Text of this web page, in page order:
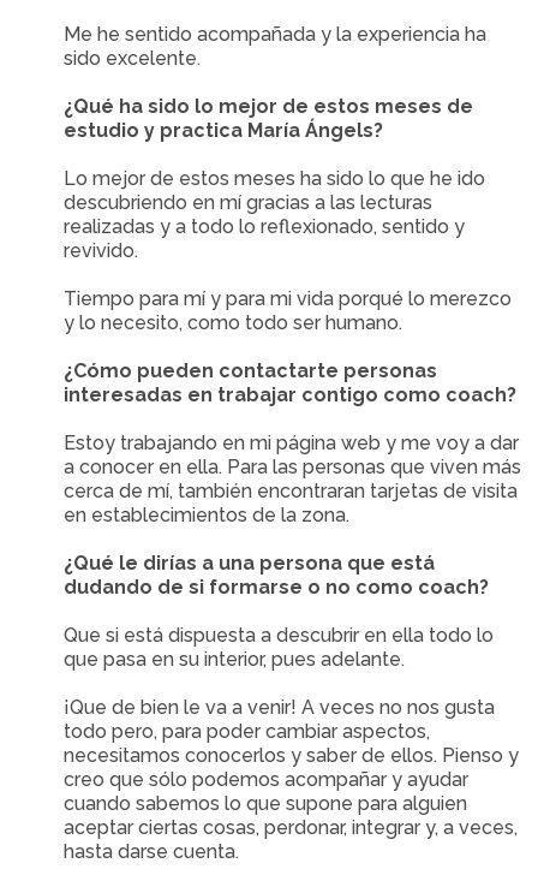
Me he sentido acompañada y la experiencia ha
sido excelente.
¿Qué ha sido lo mejor de estos meses de
estudio y practica María Ángels?
Lo mejor de estos meses ha sido lo que he ido
descubriendo en mí gracias a las lecturas
realizadas y a todo lo reflexionado, sentido y
revivido.
Tiempo para mí y para mi vida porqué lo merezco
y lo necesito, como todo ser humano.
¿Cómo pueden contactarte personas
interesadas en trabajar contigo como coach?
Estoy trabajando en mi página web y me voy a dar
a conocer en ella. Para las personas que viven más
cerca de mí, también encontraran tarjetas de visita
en establecimientos de la zona.
¿Qué le dirías a una persona que está
dudando de si formarse o no como coach?
Que si está dispuesta a descubrir en ella todo lo
que pasa en su interior, pues adelante.
¡Que de bien le va a venir! A veces no nos gusta
todo pero, para poder cambiar aspectos,
necesitamos conocerlos y saber de ellos. Pienso y
creo que sólo podemos acompañar y ayudar
cuando sabemos lo que supone para alguien
aceptar ciertas cosas, perdonar, integrar y, a veces,
hasta darse cuenta.